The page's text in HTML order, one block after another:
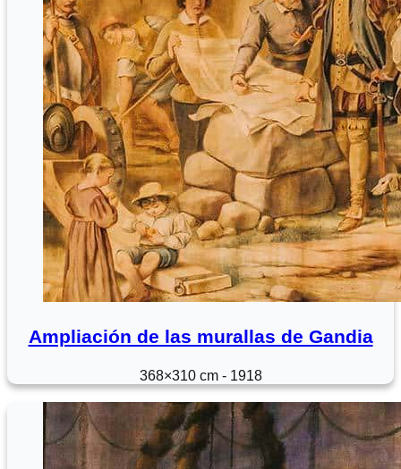
Ampliación de las murallas de Gandia
368×310 cm - 1918